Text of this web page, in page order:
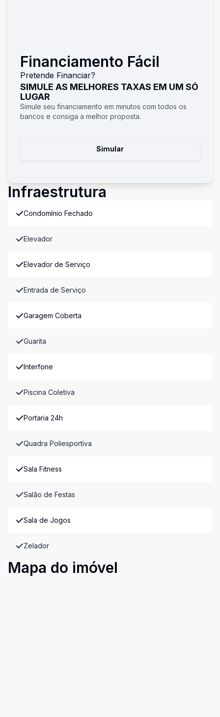
Financiamento Fácil
Pretende Financiar?
SIMULE AS MELHORES TAXAS EM UM SÓ
LUGAR
Simule seu financiamento em minutos com todos os
bancos e consiga a melhor proposta.
Simular
Infraestrutura
Condomínio Fechado
Elevador
Elevador de Serviço
Entrada de Serviço
Garagem Coberta
Guarita
Interfone
Piscina Coletiva
Portaria 24h
Quadra Poliesportiva
Sala Fitness
Salão de Festas
Sala de Jogos
Zelador
Mapa do imóvel